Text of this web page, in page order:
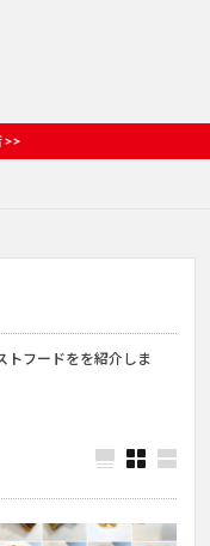
トフードをを紹介しま